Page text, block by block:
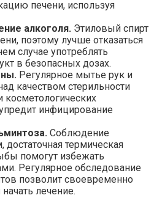
печени, используя
алкоголя. Этиловый спирт
поэтому лучше отказаться
случае употреблять
в безопасных дозах.
Регулярное мытье рук и
качеством стерильности
инфицирование
Соблюдение
достаточная термическая
помогут избежать
Регулярное обследование
позволит своевременно
лечение.